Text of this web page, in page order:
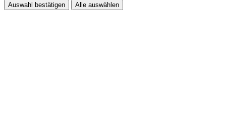
Auswahl bestätigen Alle auswählen